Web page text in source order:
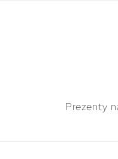
Prezenty